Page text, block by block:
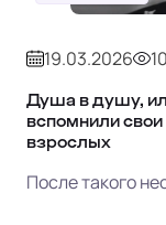
19.03.2026
Душа в душу,
вспомнили
взрослых
После такого